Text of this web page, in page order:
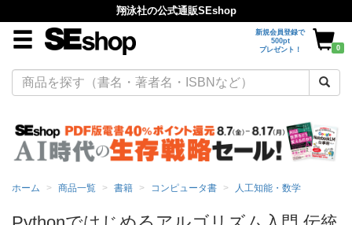
翔泳社の公式通販SEshop
新規会員登録で
500pt
プレゼント！
0
ホーム 商品一覧 書籍 コンピュータ書 人工知能・数学